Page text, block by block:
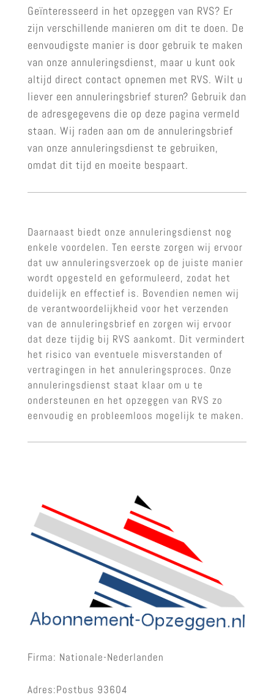
Geïnteresseerd in het opzeggen van RVS? Er
zijn verschillende manieren om dit te doen. De
eenvoudigste manier is door gebruik te maken
van onze annuleringsdienst, maar u kunt ook
altijd direct contact opnemen met RVS. Wilt u
liever een annuleringsbrief sturen? Gebruik dan
de adresgegevens die op deze pagina vermeld
staan. Wij raden aan om de annuleringsbrief
van onze annuleringsdienst te gebruiken,
omdat dit tijd en moeite bespaart.
Daarnaast biedt onze annuleringsdienst nog
enkele voordelen. Ten eerste zorgen wij ervoor
dat uw annuleringsverzoek op de juiste manier
wordt opgesteld en geformuleerd, zodat het
duidelijk en effectief is. Bovendien nemen wij
de verantwoordelijkheid voor het verzenden
van de annuleringsbrief en zorgen wij ervoor
dat deze tijdig bij RVS aankomt. Dit vermindert
het risico van eventuele misverstanden of
vertragingen in het annuleringsproces. Onze
annuleringsdienst staat klaar om u te
ondersteunen en het opzeggen van RVS zo
eenvoudig en probleemloos mogelijk te maken.
Firma: Nationale-Nederlanden
Adres:Postbus 93604